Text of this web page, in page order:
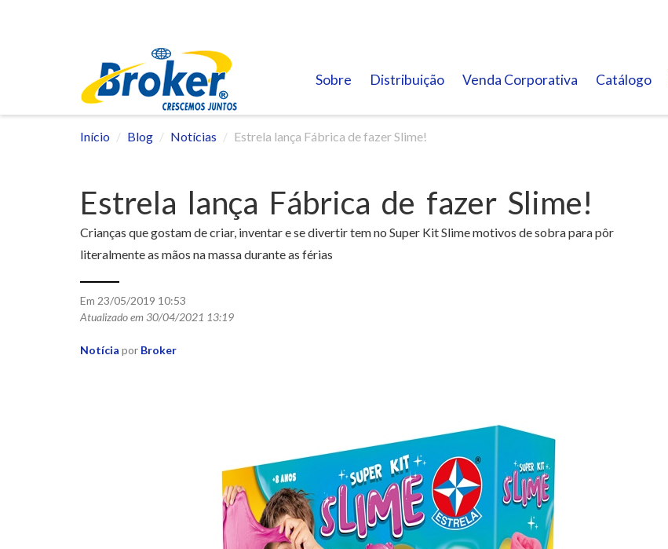
Sobre Distribuição Venda Corporativa Catálogo
Início Blog Notícias Estrela lança Fábrica de fazer Slime!
Estrela lança Fábrica de fazer Slime!
Crianças que gostam de criar, inventar e se divertir tem no Super Kit Slime motivos de sobra para pôr
literalmente as mãos na massa durante as férias
Em 23/05/2019 10:53
Atualizado em 30/04/2021 13:19
Notícia por Broker